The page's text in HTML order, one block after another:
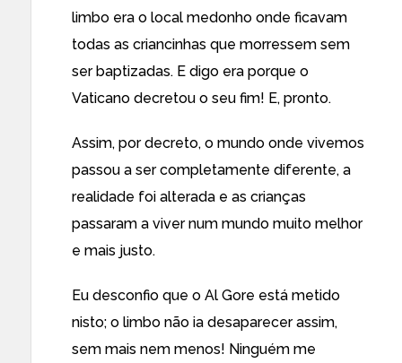
limbo era o local medonho onde ficavam
todas as criancinhas que morressem sem
ser baptizadas. E digo era porque o
Vaticano decretou o seu fim! E, pronto.
Assim, por decreto, o mundo onde vivemos
passou a ser completamente diferente, a
realidade foi alterada e as crianças
passaram a viver num mundo muito melhor
e mais justo.
Eu desconfio que o Al Gore está metido
nisto; o limbo não ia desaparecer assim,
sem mais nem menos! Ninguém me